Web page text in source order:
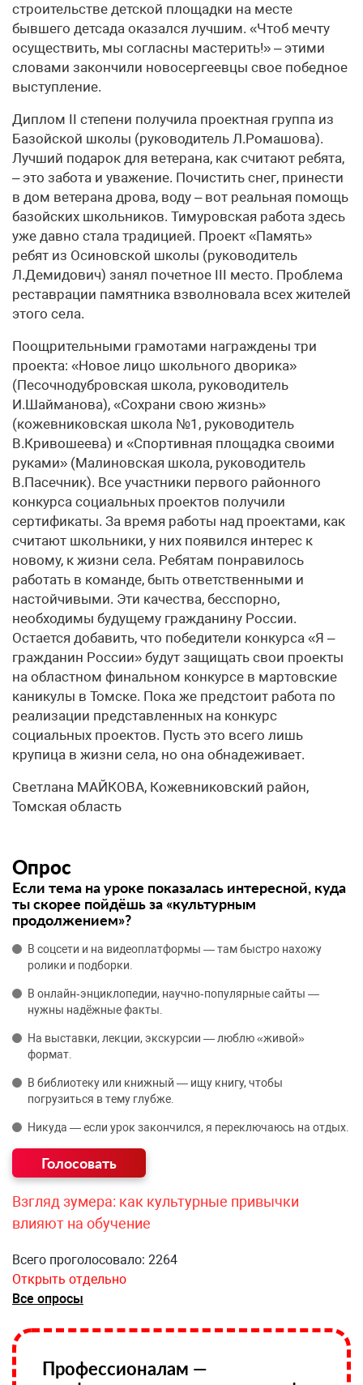
строительстве детской площадки на месте
бывшего детсада оказался лучшим. «Чтоб мечту
осуществить, мы согласны мастерить!» – этими
словами закончили новосергеевцы свое победное
выступление.
Диплом II степени получила проектная группа из
Базойской школы (руководитель Л.Ромашова).
Лучший подарок для ветерана, как считают ребята,
– это забота и уважение. Почистить снег, принести
в дом ветерана дрова, воду – вот реальная помощь
базойских школьников. Тимуровская работа здесь
уже давно стала традицией. Проект «Память»
ребят из Осиновской школы (руководитель
Л.Демидович) занял почетное III место. Проблема
реставрации памятника взволновала всех жителей
этого села.
Поощрительными грамотами награждены три
проекта: «Новое лицо школьного дворика»
(Песочнодубровская школа, руководитель
И.Шайманова), «Сохрани свою жизнь»
(кожевниковская школа №1, руководитель
В.Кривошеева) и «Спортивная площадка своими
руками» (Малиновская школа, руководитель
В.Пасечник). Все участники первого районного
конкурса социальных проектов получили
сертификаты. За время работы над проектами, как
считают школьники, у них появился интерес к
новому, к жизни села. Ребятам понравилось
работать в команде, быть ответственными и
настойчивыми. Эти качества, бесспорно,
необходимы будущему гражданину России.
Остается добавить, что победители конкурса «Я –
гражданин России» будут защищать свои проекты
на областном финальном конкурсе в мартовские
каникулы в Томске. Пока же предстоит работа по
реализации представленных на конкурс
социальных проектов. Пусть это всего лишь
крупица в жизни села, но она обнадеживает.
Светлана МАЙКОВА, Кожевниковский район,
Томская область
Опрос
Если тема на уроке показалась интересной, куда
ты скорее пойдёшь за «культурным
продолжением»?
В соцсети и на видеоплатформы — там быстро нахожу
ролики и подборки.
В онлайн‑энциклопедии, научно‑популярные сайты —
нужны надёжные факты.
На выставки, лекции, экскурсии — люблю «живой»
формат.
В библиотеку или книжный — ищу книгу, чтобы
погрузиться в тему глубже.
Никуда — если урок закончился, я переключаюсь на отдых.
Взгляд зумера: как культурные привычки
влияют на обучение
Всего проголосовало: 2264
Открыть отдельно
Все опросы
Профессионалам —